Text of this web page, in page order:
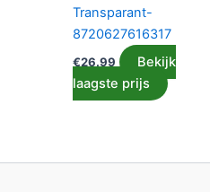
Transparant-
8720627616317
€26.99
Bekijk
laagste prijs